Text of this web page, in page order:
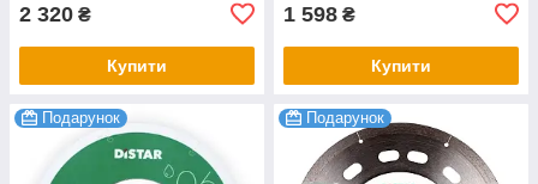
2 320 ₴
Купити
1 598 ₴
Купити
Подарунок Подарунок